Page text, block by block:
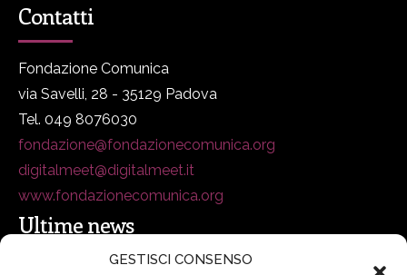
GESTISCI CONSENSO
Contatti
Fondazione Comunica
via Savelli, 28 - 35129 Padova
Tel. 049 8076030
fondazione@fondazionecomunica.org
digitalmeet@digitalmeet.it
www.fondazionecomunica.org
Ultime news